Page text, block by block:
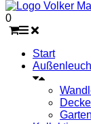
0
Start